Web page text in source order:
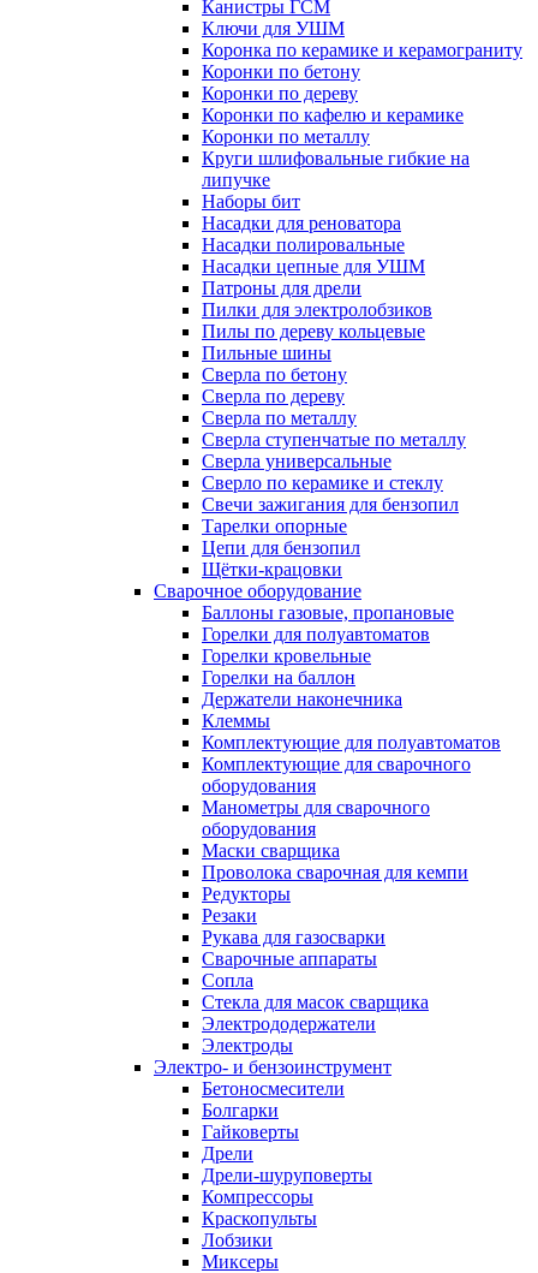
Канистры ГСМ
Ключи для УШМ
Коронка по керамике и керамограниту
Коронки по бетону
Коронки по дереву
Коронки по кафелю и керамике
Коронки по металлу
Круги шлифовальные гибкие на
липучке
Наборы бит
Насадки для реноватора
Насадки полировальные
Насадки цепные для УШМ
Патроны для дрели
Пилки для электролобзиков
Пилы по дереву кольцевые
Пильные шины
Сверла по бетону
Сверла по дереву
Сверла по металлу
Сверла ступенчатые по металлу
Сверла универсальные
Сверло по керамике и стеклу
Свечи зажигания для бензопил
Тарелки опорные
Цепи для бензопил
Щётки-крацовки
Сварочное оборудование
Баллоны газовые, пропановые
Горелки для полуавтоматов
Горелки кровельные
Горелки на баллон
Держатели наконечника
Клеммы
Комплектующие для полуавтоматов
Комплектующие для сварочного
оборудования
Манометры для сварочного
оборудования
Маски сварщика
Проволока сварочная для кемпи
Редукторы
Резаки
Рукава для газосварки
Сварочные аппараты
Сопла
Стекла для масок сварщика
Электрододержатели
Электроды
Электро- и бензоинструмент
Бетоносмесители
Болгарки
Гайковерты
Дрели
Дрели-шуруповерты
Компрессоры
Краскопульты
Лобзики
Миксеры